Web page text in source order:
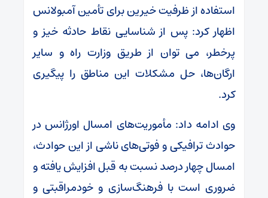
استفاده از ظرفیت خیرین برای تأمین آمبولانس
اظهار کرد: پس از شناسایی نقاط حادثه خیز و
پرخطر، می توان از طریق وزارت راه و سایر
ارگان‌ها، حل مشکلات این مناطق را پیگیری
کرد.
وی ادامه داد: مأموریت‌های امسال اورژانس در
حوادث ترافیکی و فوتی‌های ناشی از این حوادث،
امسال چهار درصد نسبت به قبل افزایش یافته و
ضروری است با فرهنگ‌سازی و خودمراقبتی و